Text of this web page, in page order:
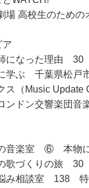
場 高校生のため
ア
になった理由 30
学ぶ 千葉県松戸
ス（Music
ンドン交響楽団音
音楽室 ⑥ 本物
の歌づくりの旅
み相談室 138 特